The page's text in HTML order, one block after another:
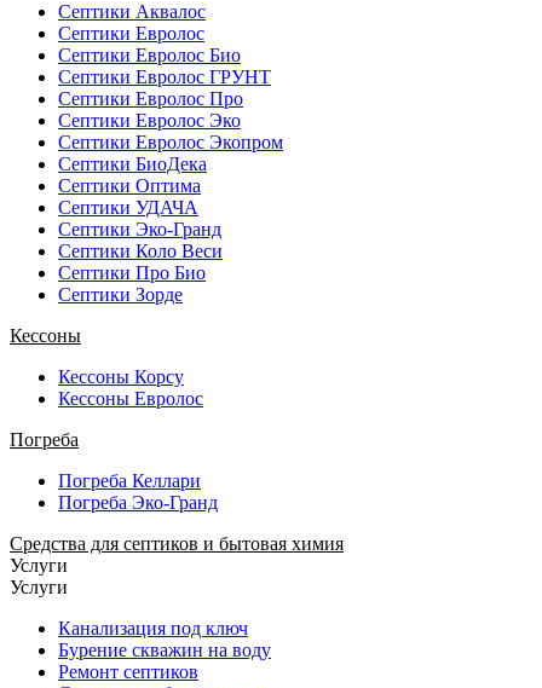
Септики Аквалос
Септики Евролос
Септики Евролос Био
Септики Евролос ГРУНТ
Септики Евролос Про
Септики Евролос Эко
Септики Евролос Экопром
Септики БиоДека
Септики Оптима
Септики УДАЧА
Септики Эко-Гранд
Септики Коло Веси
Септики Про Био
Септики Зорде
Кессоны
Кессоны Корсу
Кессоны Евролос
Погреба
Погреба Келлари
Погреба Эко-Гранд
Средства для септиков и бытовая химия
Услуги
Услуги
Канализация под ключ
Бурение скважин на воду
Ремонт септиков